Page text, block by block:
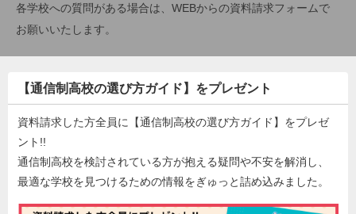
各学校への質問がある場合は、WEBからの資料請求フォームで
お願いいたします。
【通信制高校の選び方ガイド】をプレゼント
資料請求した方全員に【通信制高校の選び方ガイド】をプレゼ
ント!!
通信制高校を検討されている方が抱える疑問や不安を解消し、
最適な学校を見つけるための情報をぎゅっと詰め込みました。